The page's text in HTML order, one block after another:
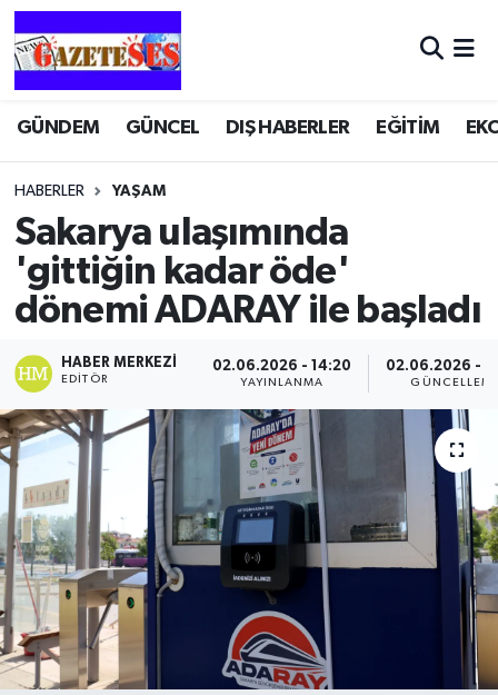
GÜNDEM GÜNCEL DIŞ HABERLER EĞİTİM
HABERLER YAŞAM
Sakarya ulaşımında
'gittiğin kadar öde'
dönemi ADARAY ile başladı
HABER MERKEZI
EDITÖR
02.06.2026 - 14:20
YAYINLANMA
02.06.2026 -